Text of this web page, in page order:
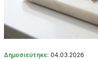
Δημοσιεύτηκε: 04.03.2026